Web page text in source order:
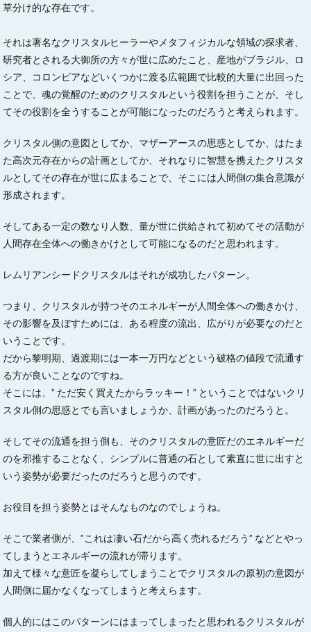
草分け的な存在です。
それは著名なクリスタルヒーラーやメタフィジカルな領域の探求者、
研究者とされる大御所の方々が世に広めたこと、産地がブラジル、ロ
シア、コロンビアなどいくつかに渡る広範囲で比較的大量に出回った
ことで、魂の覚醒のためのクリスタルという役割を担うことが、そし
てその役割を全うすることが可能になったのだろうと考えられます。
クリスタル側の意図としてか、マザーアースの思惑としてか、はたま
た高次元存在からの計画としてか、それなりに智慧を携えたクリスタ
ルとしてその存在が世に広まることで、そこには人間側の集合意識が
形成されます。
そしてある一定の数なり人数、量が世に供給されて初めてその活動が
人間存在全体への働きかけとして可能になるのだと思われます。
レムリアンシードクリスタルはそれが成功したパターン。
つまり、クリスタルが持つそのエネルギーが人間全体への働きかけ、
その影響を及ぼすためには、ある程度の流出、広がりが必要なのだと
いうことです。
だから黎明期、過渡期には一本一万円などという破格の値段で流通す
る方が良いことなのですね。
そこには、” ただ安く買えたからラッキー！” ということではないクリ
スタル側の思惑とでも言いましょうか、計画があったのだろうと。
そしてその流通を担う側も、そのクリスタルの意匠だのエネルギーだ
のを邪推することなく、シンプルに普通の石として素直に世に出すと
いう姿勢が必要だったのだろうと思うのです。
お役目を担う姿勢とはそんなものなのでしょうね。
そこで業者側が、”これは凄い石だから高く売れるだろう” などとやっ
てしまうとエネルギーの流れが滞ります。
加えて様々な意匠を凝らしてしまうことでクリスタルの原初の意図が
人間側に届かなくなってしまうと考えらます。
個人的にはこのパターンにはまってしまったと思われるクリスタルが